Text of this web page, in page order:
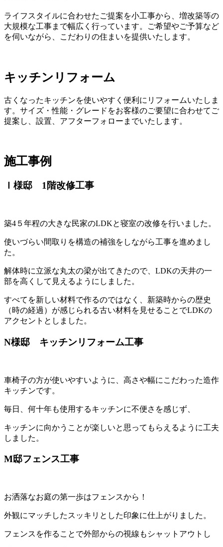
ライフスタイルに合わせたご提案を小工事から、増改築等の
大規模な工事まで幅広く行っています。ご希望やご予算など
を伺いながら、こだわりの住まいを提供いたします。
キッチンリフォーム
古くなったキッチンを使いやすく便利にリフォームいたしま
す。サイズ・性能・グレードをお客様のご要望に合わせてご
提案し、設置、アフターフォローまでいたします。
施工事例
Ｉ様邸 1階改修工事
築4５年程の大きな民家のLDKと寝室の改修を行いました。
使いづらい間取りを構造の補強をしながら工事を進めまし
た。
解体時に立派な丸太の梁が出てきたので、LDKの天井の一
部を高くして見えるようにしました。
すべてを新しい材料で作るのではなく、新築時からの歴史
（時の経過）が感じられる古い材料を見せることでLDKの
アクセントとしました。
N様邸 キッチンリフォーム工事
車椅子の方が使いやすいように、高さや幅にこだわった造作
キッチンです。
毎日、何十年も使用するキッチンに不便さを感じず、
キッチンに向かうことが楽しいと思ってもらえるように工夫
しました。
M邸フェンス工事
お洒落なお庭の第一歩はフェンスから！
外観にマッチしたスッキリとした印象に仕上がりました。
フェンスを作ることで外部からの視線もシャットアウトし